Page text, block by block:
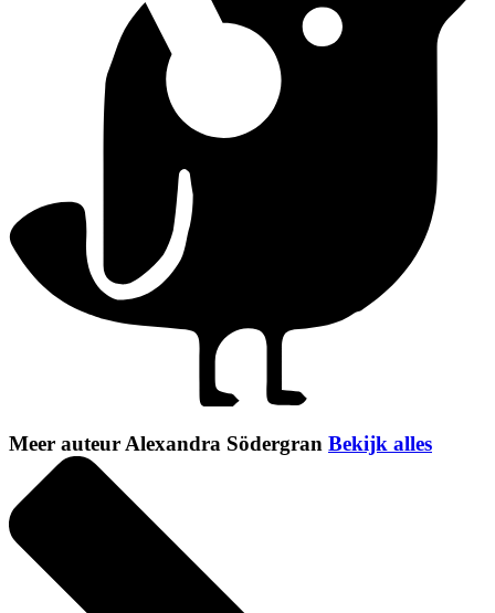
Meer auteur Alexandra Södergran Bekijk alles